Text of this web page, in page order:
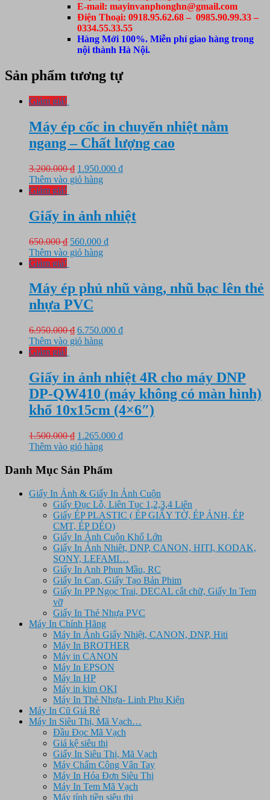
E-mail: mayinvanphonghn@gmail.com
Điện Thoại: 0918.95.62.68 – 0985.90.99.33 –
0334.55.33.55
Hàng Mới 100%. Miễn phí giao hàng trong
nội thành Hà Nội.
Sản phẩm tương tự
Giảm giá!
Máy ép cốc in chuyển nhiệt nằm
ngang – Chất lượng cao
3.200.000₫ Giá
gốc
1.950.000 ₫Giá
1.950.000 ₫.
Thêm vào giỏ hàng
Giảm giá!
Giấy in ảnh nhiệt
650.000₫ Giá
gốc
560.000 ₫Giá
560.000 ₫.
Thêm vào giỏ hàng
Giảm giá!
Máy ép phủ nhũ vàng, nhũ bạc lên thẻ
nhựa PVC
6.950.000₫ Giá
gốc
6.750.000 ₫Giá
6.750.000 ₫.
Thêm vào giỏ hàng
Giảm giá!
Giấy in ảnh nhiệt 4R cho máy DNP
DP-QW410 (máy không có màn hình)
khổ 10x15cm (4×6″)
1.500.000₫ Giá
gốc
1.500.000 ₫.
1.265.000 ₫Giá
Thêm vào giỏ hàng
Danh Mục Sản Phẩm
Giấy In Ảnh & Giấy In Ảnh Cuộn
Giấy Đục Lỗ, Liên Tục 1,2,3,4 Liên
Giấy ÉP PLASTIC ( ÉP GIẤY TỜ, ÉP ẢNH, ÉP
CMT, ÉP DẺO)
Giấy In Ảnh Cuộn Khổ Lớn
Giấy In Ảnh Nhiêt, DNP, CANON, HITI, KODAK,
SONY, LEFAMI…
Giấy In Anh Phun Mầu, RC
Giấy In Can, Giấy Tạo Bản Phim
Giấy In PP Ngọc Trai, DECAL cắt chữ, Giấy In Tem
vỡ
Giấy In Thẻ Nhựa PVC
Máy In Chính Hãng
Máy In Ảnh Giấy Nhiệt, CANON, DNP, Hiti
Máy In BROTHER
Máy in CANON
Máy In EPSON
Máy In HP
Máy in kim OKI
Máy In Thẻ Nhựa- Linh Phụ Kiện
Máy In Cũ Giá Rẻ
Máy In Siêu Thị, Mã Vạch…
Đầu Đọc Mã Vạch
Giá kệ siêu thị
Giấy In Siêu Thị, Mã Vạch
Máy Chấm Công Vân Tay
Máy In Hóa Đơn Siêu Thị
Máy In Tem Mã Vạch
Máy tính tiền siêu thị